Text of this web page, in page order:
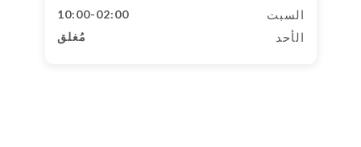
السبت 10:00-02:00
الأحد مُغلق